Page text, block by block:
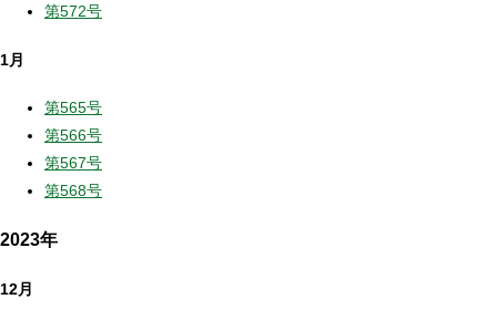
第572号
1月
第565号
第566号
第567号
第568号
2023年
12月